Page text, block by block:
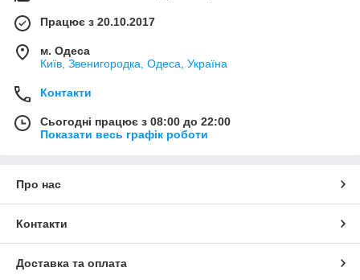
Працює з 20.10.2017
м. Одеса
Київ, Звенигородка, Одеса, Україна
Контакти
Сьогодні працює з 08:00 до 22:00
Показати весь графік роботи
Про нас
Контакти
Доставка та оплата